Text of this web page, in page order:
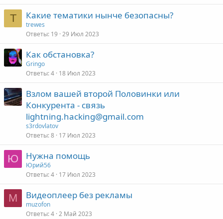
T Какие тематики нынче безопасны?
trewes
Ответы 19 29 Июл 2023
Как обстановка?
Gringo
Ответы 4 18 Июл 2023
Взлом вашей второй Половинки или
Конкурента - связь
lightning.hacking@gmail.com
s3rdovlatov
Ответы 8 17 Июл 2023
Ю Нужна помощь
Юрий56
Ответы 4 17 Июл 2023
M Видеоплеер без рекламы
muzofon
Ответы 4 2 Май 2023